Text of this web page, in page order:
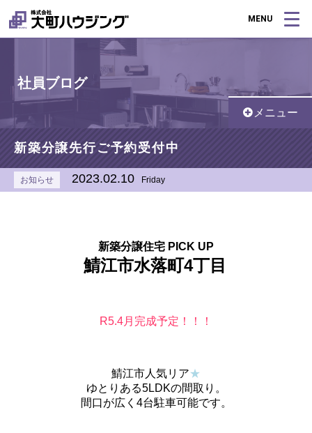
MENU
社員ブログ
メニュー
新築分譲先行ご予約受付中
お知らせ 2023.02.10 Friday
新築分譲住宅 PICK U P
鯖江市水落町4丁目
R5.4月完成予定！！！
鯖江市人気リア★
ゆとりある5LDKの間取り。
間口が広く4台駐車可能です。